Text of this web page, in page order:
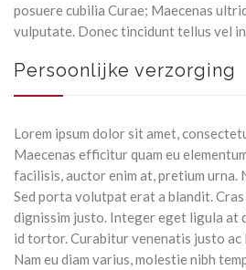
posuere cubilia Curae; Maecenas
vulputate. Donec tincidunt tellus vel
Persoonlijke verzorging
Lorem ipsum dolor sit amet,
Maecenas efficitur quam eu
facilisis, auctor enim at, pretium urna.
Sed porta volutpat erat a blandit.
dignissim justo. Integer eget ligula at
id tortor. Curabitur venenatis justo
Nam eu diam varius, molestie nibh